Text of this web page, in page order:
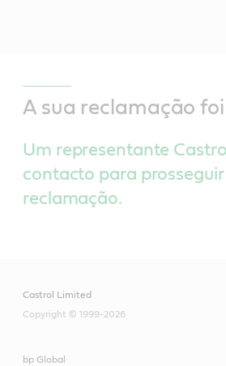
A sua reclamação
Um representante
contacto para prosseguir
reclamação.
Castrol Limited
Copyright © 1999-2026
bp Global